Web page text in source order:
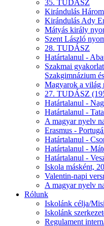
35. TUDÁSZ
Kirándulás
Kirándulás Ady
Mátyás király
Szent László
28. TUDÁSZ
Határtalanul -
Szakmai
Szakgimnázium
Magyarok a világ
27. TUDÁSZ
Határtalanul -
Határtalanul -
A magyar nyelv
Erasmus -
Határtalanul -
Határtalanul -
Határtalanul -
Iskola másként,
Valentin-napi
A magyar nyelv
Rólunk
Iskolánk célja/
Iskolánk
Regulament